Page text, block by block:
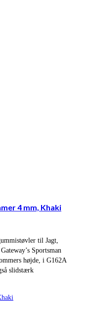
4 mm, Khaki
til Jagt,
Sportsman
højde, i G162A
slidstærk